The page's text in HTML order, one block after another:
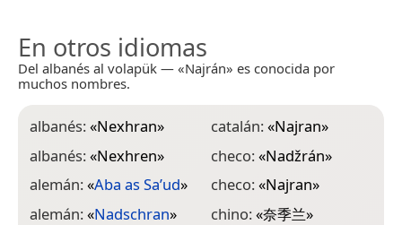
En otros idiomas
Del albanés al volapük — «Najrán» es conocida por
muchos nombres.
albanés:«Nexhran»
albanés:«Nexhren»
alemán:«Aba as Sa’ud»
alemán:«Nadschran»
catalán:«Najran»
checo:«Nadžrán»
checo:«Najran»
chino:«奈季兰»